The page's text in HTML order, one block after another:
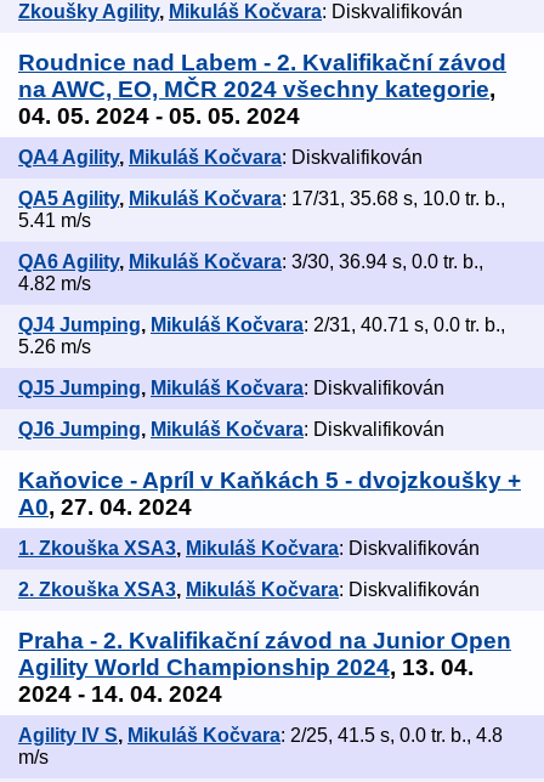
Zkoušky Agility, Mikuláš Kočvara: Diskvalifikován
Roudnice nad Labem - 2. Kvalifikační závod
na AWC, EO, MČR 2024 všechny kategorie,
04. 05. 2024 - 05. 05. 2024
QA4 Agility, Mikuláš Kočvara: Diskvalifikován
QA5 Agility, Mikuláš Kočvara: 17/31, 35.68 s, 10.0 tr. b.,
5.41 m/s
QA6 Agility, Mikuláš Kočvara: 3/30, 36.94 s, 0.0 tr. b.,
4.82 m/s
QJ4 Jumping, Mikuláš Kočvara: 2/31, 40.71 s, 0.0 tr. b.,
5.26 m/s
QJ5 Jumping, Mikuláš Kočvara: Diskvalifikován
QJ6 Jumping, Mikuláš Kočvara: Diskvalifikován
Kaňovice - Apríl v Kaňkách 5 - dvojzkoušky +
A0, 27. 04. 2024
1. Zkouška XSA3, Mikuláš Kočvara: Diskvalifikován
2. Zkouška XSA3, Mikuláš Kočvara: Diskvalifikován
Praha - 2. Kvalifikační závod na Junior Open
Agility World Championship 2024, 13. 04.
2024 - 14. 04. 2024
Agility IV S, Mikuláš Kočvara: 2/25, 41.5 s, 0.0 tr. b., 4.8
m/s